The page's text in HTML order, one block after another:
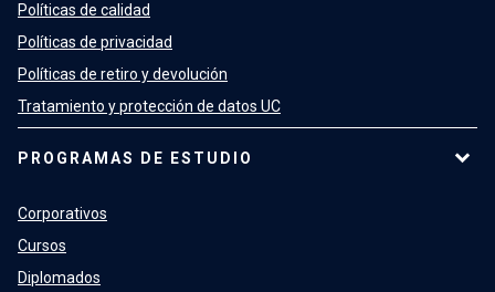
Políticas de calidad
Políticas de privacidad
Políticas de retiro y devolución
Tratamiento y protección de datos UC
PROGRAMAS DE ESTUDIO
Corporativos
Cursos
Diplomados